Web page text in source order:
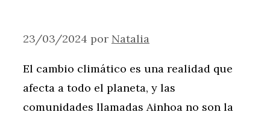
23/03/2024 por Natalia
El cambio climático es una realidad que
afecta a todo el planeta, y las
comunidades llamadas Ainhoa no son la